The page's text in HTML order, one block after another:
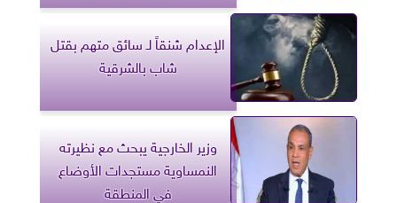
الإعدام شنقاً لـ سائق متهم بقتل
شاب بالشرقية
وزير الخارجية يبحث مع نظيرته
النمساوية مستجدات الأوضاع
في المنطقة